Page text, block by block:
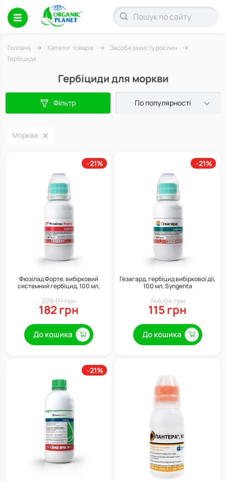
Головна Каталог товарів
Засоби захисту рослин
Гербіциди
Гербіциди для моркви
Фільтр По популярності
Морква
-21%
Фюзілад Форте, вибірковий
системний гербіцид, 100 мл,
182 грн
228,01 грн
До кошика
-21%
Гезагард, гербіцид вибіркової дії,
100 мл, Syngenta
115 грн
144,04 грн
До кошика
-21%